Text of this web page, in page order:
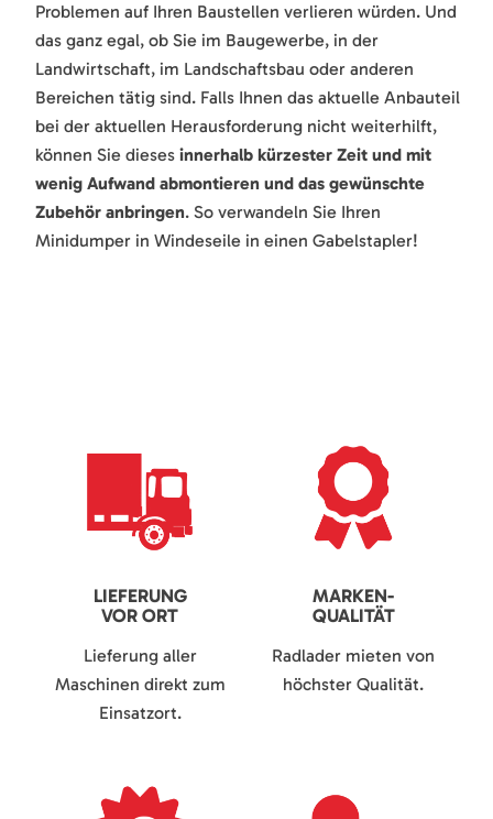
Problemen auf Ihren Baustellen verlieren würden. Und
das ganz egal, ob Sie im Baugewerbe, in der
Landwirtschaft, im Landschaftsbau oder anderen
Bereichen tätig sind. Falls Ihnen das aktuelle Anbauteil
bei der aktuellen Herausforderung nicht weiterhilft,
können Sie dieses innerhalb kürzester Zeit und mit
wenig Aufwand abmontieren und das gewünschte
Zubehör anbringen. So verwandeln Sie Ihren
Minidumper in Windeseile in einen Gabelstapler!
LIEFERUNG
VOR ORT
Lieferung aller
Maschinen direkt zum
Einsatzort.
MARKEN-
QUALITÄT
Radlader mieten von
höchster Qualität.